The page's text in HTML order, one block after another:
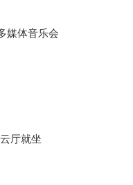
媒体音乐会
厅就坐